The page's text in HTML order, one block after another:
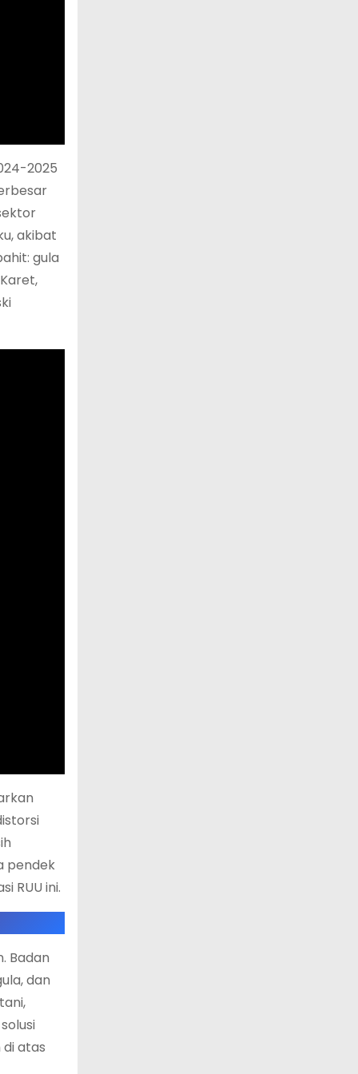
2025
akibat
gula
pendek
RUU ini.
Badan
dan
atas